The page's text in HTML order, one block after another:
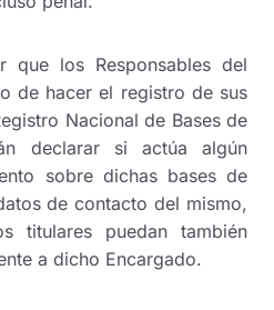
que los Responsables del
de hacer el registro de sus
Nacional de Bases de
declarar si actúa algún
sobre dichas bases de
de contacto del mismo,
puedan también
a dicho Encargado.